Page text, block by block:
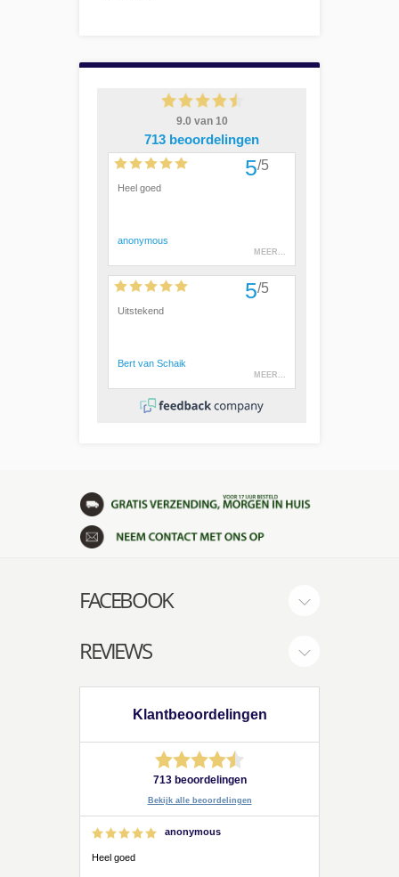
FACEBOOK
REVIEWS
Klantbeoordelingen
713 beoordelingen
Bekijk alle beoordelingen
anonymous
Heel goed